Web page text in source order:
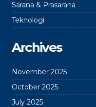
Sarana & Prasarana
Teknologi
Archives
November 2025
October 2025
July 2025